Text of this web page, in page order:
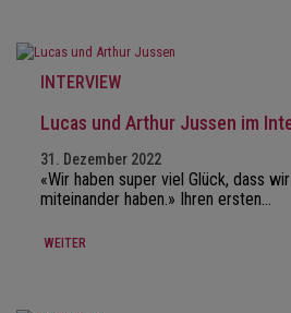
INTERVIEW
Lucas und Arthur Jussen im
31. Dezember 2022
«Wir haben super viel Glück, dass
miteinander haben.» Ihren ersten…
WEITER